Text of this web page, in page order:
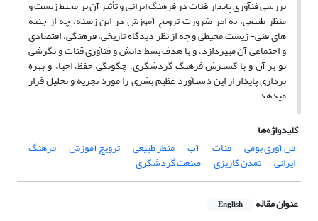
بررسی فنآوری پایدار قنات در فرهنگ ایرانی و تأثیر آن بر محیط زیست و
منظر طبیعی، به امر ضرورت ترویج آموزش در این زمینه، چه از جنبه
های فنی- زیست محیطی و چه از نظر دیدگاه تاریخی، فرهنگی، اقتصادی
و اجتماعی آن میپردازد، و با هدف بسط دانش و فنآوری قنات و نگرشی
نو بر آن و با گسترش فرهنگ گردشگری، چگونگی حفظ، احیاء و بهره
برداری پایدار از این دستآورد عظیم بشری را مورد تجزیه و تحلیل قرار
میدهد.
کلیدواژه‌ها
فن آوری بومی
قنات آب منظر طبیعی ترویج آموزش فرهنگ
ایرانی تمدن کاریزی صنعت گردشگری
عنوان مقاله English